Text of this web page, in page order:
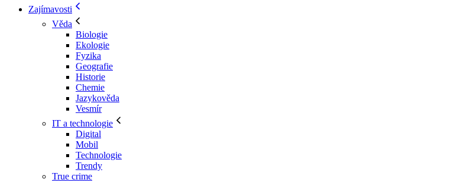
Zajímavosti
Věda
Biologie
Ekologie
Fyzika
Geografie
Historie
Chemie
Jazykověda
Vesmír
IT a technologie
Digital
Mobil
Technologie
Trendy
True crime